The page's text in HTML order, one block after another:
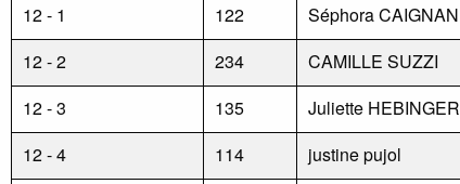
12 - 1
122 Séphora CAIGNAN
12 - 2
234 CAMILLE SUZZI
12 - 3
135 Juliette HEBINGER
12 - 4
114 justine pujol